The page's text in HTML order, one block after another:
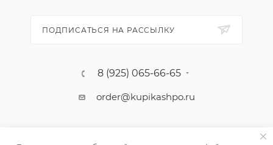
ПОДПИСАТЬСЯ НА РАССЫЛКУ
8 (925) 065-66-65
order@kupikashpo.ru